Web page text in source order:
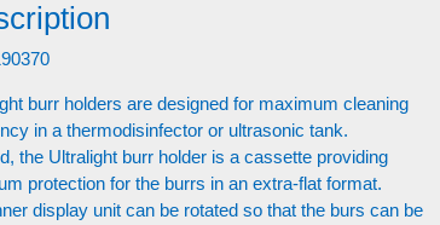
burr holders are designed for maximum cleaning
in a thermodisinfector or ultrasonic tank.
the Ultralight burr holder is a cassette providing
protection for the burrs in an extra-flat format.
display unit can be rotated so that the burs can be